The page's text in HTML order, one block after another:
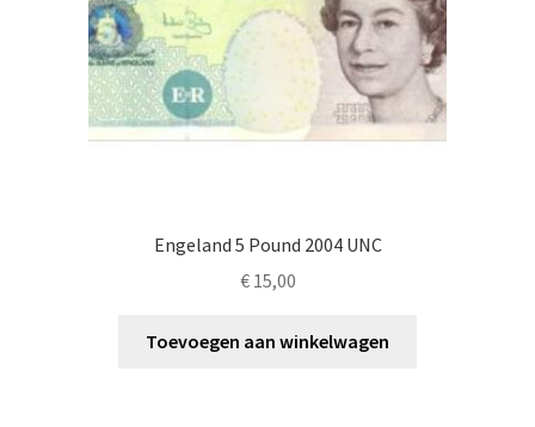
Engeland 5 Pound 2004 UNC
€15,00
Toevoegen aan winkelwagen